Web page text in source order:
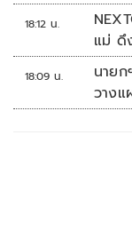
18:12 น.
แม่ ดึ
รณ์ช้
18:09 น.
นายก
วางแ